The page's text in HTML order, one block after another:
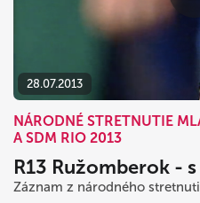
28.07.2013
NÁRODNÉ STRETNUTIE
A SDM RIO 2013
R13 Ružomberok -
Záznam z národného